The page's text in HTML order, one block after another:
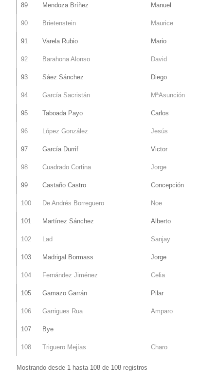
89 Mendoza Bríñez Manuel
90 Brietenstein Maurice
91 Varela Rubio Mario
92 Barahona Alonso David
93 Sáez Sánchez Diego
94 García Sacristán MªAsunción
95 Taboada Payo Carlos
96 López González Jesús
97 García Durrif Victor
98 Cuadrado Cortina Jorge
99 Castaño Castro Concepción
100 De Andrés Borreguero Noe
101 Martínez Sánchez Alberto
102 Lad Sanjay
103 Madrigal Bormass Jorge
104 Fernández Jiménez Celia
105 Gamazo Garrán Pilar
106 Garrigues Rua Amparo
107 Bye
108 Triguero Mejías Charo
Mostrando desde 1 hasta 108 de 108 registros